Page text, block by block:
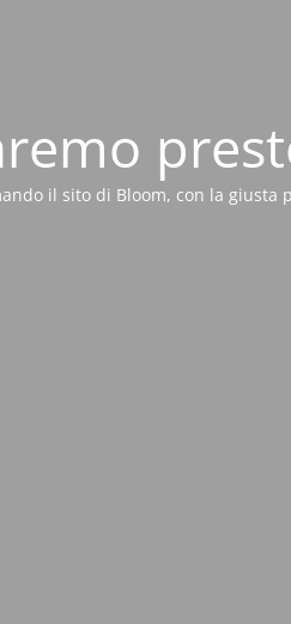
il sito di Bloom, con la giusta